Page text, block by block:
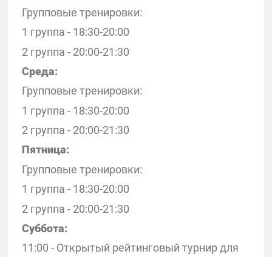
Групповые тренировки:
1 группа - 18:30-20:00
2 группа - 20:00-21:30
Среда:
Групповые тренировки:
1 группа - 18:30-20:00
2 группа - 20:00-21:30
Пятница:
Групповые тренировки:
1 группа - 18:30-20:00
2 группа - 20:00-21:30
Суббота:
11:00 - Открытый рейтинговый турнир для